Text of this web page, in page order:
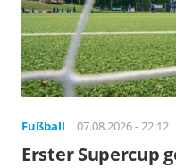
Fußball | 07.08.2026 - 22:12
Erster Supercup